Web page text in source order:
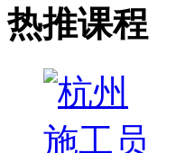
热推课程